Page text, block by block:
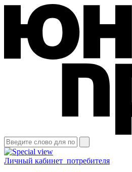
Личный кабинет потребителя